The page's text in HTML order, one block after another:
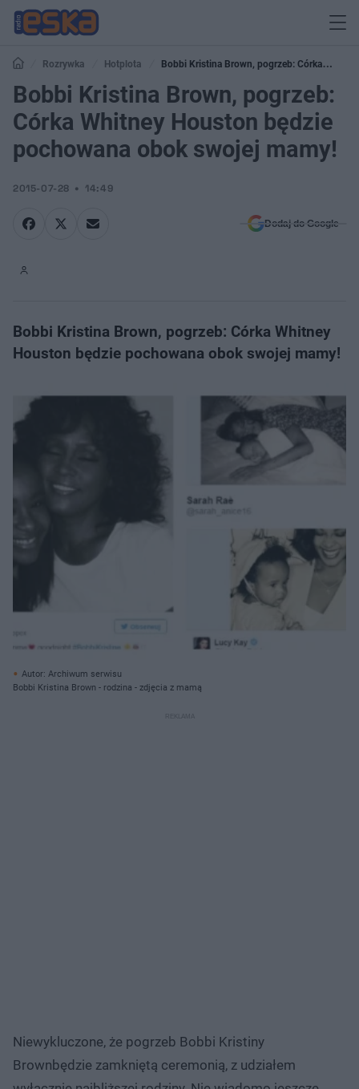
Rozrywka Hotplota
Bobbi Kristina Brown, pogrzeb: Córka
Whitney Houston będzie pochowana obok swojej mamy!
Bobbi Kristina Brown, pogrzeb:
Córka Whitney Houston będzie
pochowana obok swojej mamy!
2015-07-28 14:49
Dodaj do Google
Bobbi Kristina Brown, pogrzeb: Córka Whitney
Houston będzie pochowana obok swojej mamy!
Autor: Archiwum serwisu
Bobbi Kristina Brown - rodzina - zdjęcia z mamą
Niewykluczone, że pogrzeb Bobbi Kristiny
Brownbędzie zamkniętą ceremonią, z udziałem